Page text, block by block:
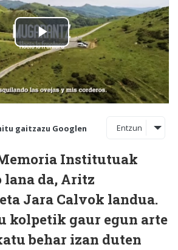
gaitzazu Googlen Entzun
Institutuak
da, Aritz
Jara Calvok landua.
kolpetik gaur egun arte
behar izan duten